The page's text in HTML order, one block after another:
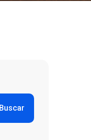
Buscar